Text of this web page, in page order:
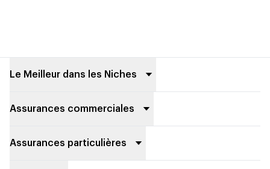
Le Meilleur dans les Niches
Assurances commerciales
Assurances particulières